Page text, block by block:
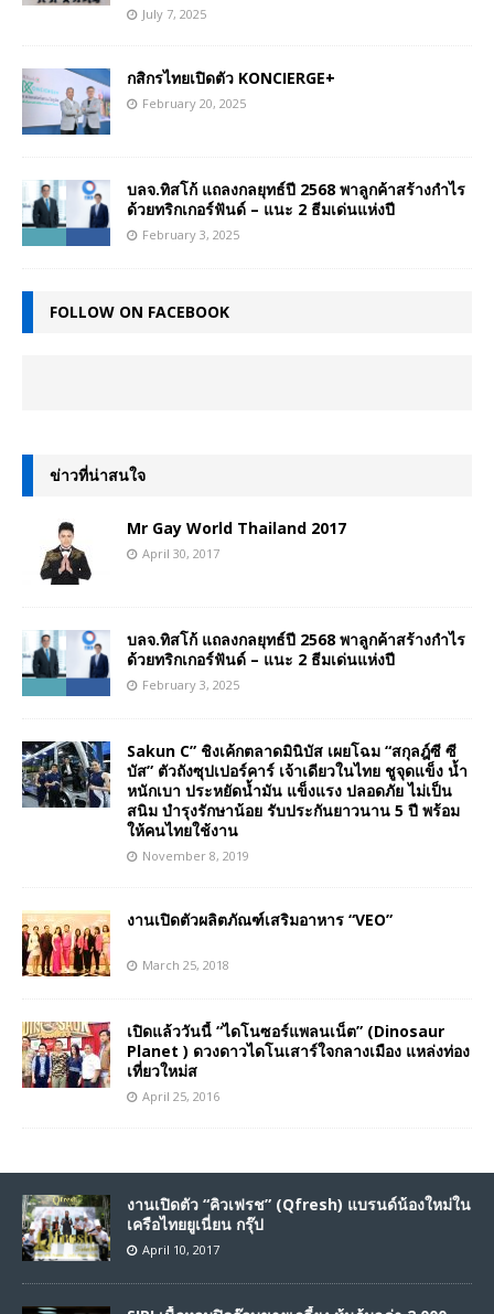
July 7, 2025
กสิกรไทยเปิดตัว KONCIERGE+
February 20, 2025
บลจ.ทิสโก้ แถลงกลยุทธ์ปี 2568 พาลูกค้าสร้างกำไร
ด้วยทริกเกอร์ฟันด์ – แนะ 2 ธีมเด่นแห่งปี
February 3, 2025
FOLLOW ON FACEBOOK
ข่าวที่น่าสนใจ
Mr Gay World Thailand 2017
April 30, 2017
บลจ.ทิสโก้ แถลงกลยุทธ์ปี 2568 พาลูกค้าสร้างกำไร
ด้วยทริกเกอร์ฟันด์ – แนะ 2 ธีมเด่นแห่งปี
February 3, 2025
Sakun C” ชิงเค้กตลาดมินิบัส เผยโฉม “สกุลฎ์ซี ซี
บัส” ตัวถังซุปเปอร์คาร์ เจ้าเดียวในไทย ชูจุดแข็ง น้ำ
หนักเบา ประหยัดน้ำมัน แข็งแรง ปลอดภัย ไม่เป็น
สนิม บำรุงรักษาน้อย รับประกันยาวนาน 5 ปี พร้อม
ให้คนไทยใช้งาน
November 8, 2019
งานเปิดตัวผลิตภัณฑ์เสริมอาหาร “VEO”
March 25, 2018
เปิดแล้ววันนี้ “ไดโนซอร์แพลนเน็ต” (Dinosaur
Planet ) ดวงดาวไดโนเสาร์ใจกลางเมือง แหล่งท่อง
เที่ยวใหม่ส
April 25, 2016
งานเปิดตัว “คิวเฟรช” (Qfresh) แบรนด์น้องใหม่ใน
เครือไทยยูเนี่ยน กรุ๊ป
April 10, 2017